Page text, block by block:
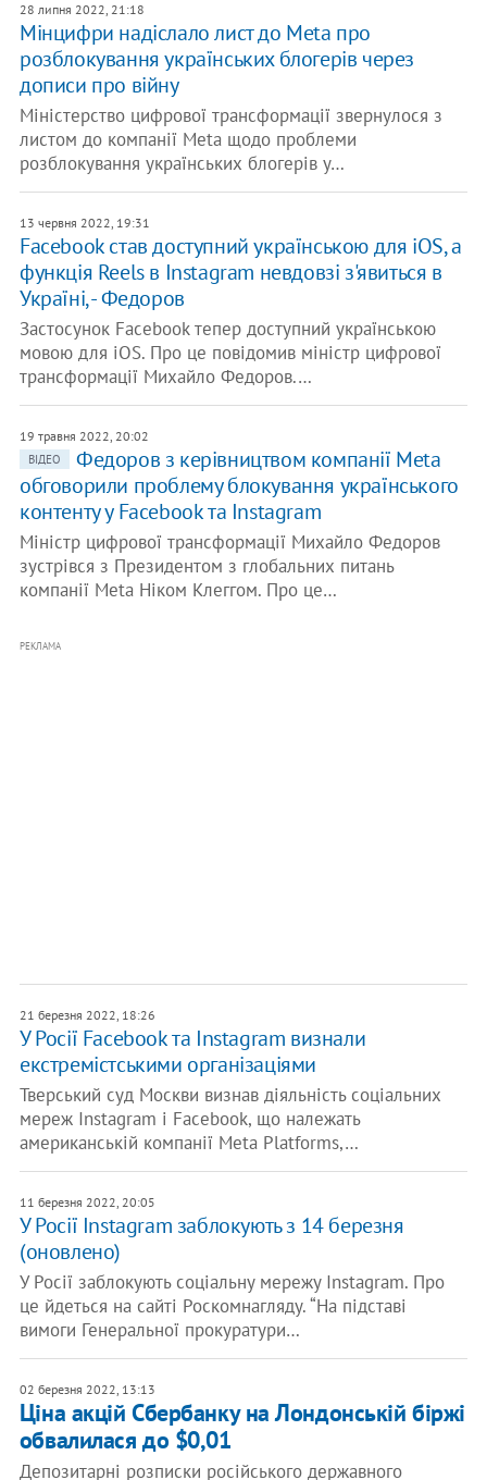
28 липня 2022, 21:18
Мінцифри надіслало лист до Meta про
розблокування українських блогерів через
дописи про війну
Міністерство цифрової трансформації звернулося з
листом до компанії Meta щодо проблеми
розблокування українських блогерів у…
13 червня 2022, 19:31
Facebook став доступний українською для iOS, а
функція Reels в Instagram невдовзі з'явиться в
Україні, - Федоров
Застосунок Facebook тепер доступний українською
мовою для iOS. Про це повідомив міністр цифрової
трансформації Михайло Федоров.…
19 травня 2022, 20:02
ВІДЕО
Федоров з керівництвом компанії Metа
обговорили проблему блокування українського
контенту у Facebook та Instagram
Міністр цифрової трансформації Михайло Федоров
зустрівся з Президентом з глобальних питань
компанії Meta Ніком Клеггом. Про це…
РЕКЛАМА
21 березня 2022, 18:26
У Росії Facebook та Instagram визнали
екстремістськими організаціями
Тверський суд Москви визнав діяльність соціальних
мереж Instagram і Facebook, що належать
американській компанії Meta Platforms,…
11 березня 2022, 20:05
У Росії Instagram заблокують з 14 березня
(оновлено)
У Росії заблокують соціальну мережу Instagram. Про
це йдеться на сайті Роскомнагляду. “На підставі
вимоги Генеральної прокуратури…
02 березня 2022, 13:13
Ціна акцій Сбербанку на Лондонській біржі
обвалилася до $0,01
Депозитарні розписки російського державного